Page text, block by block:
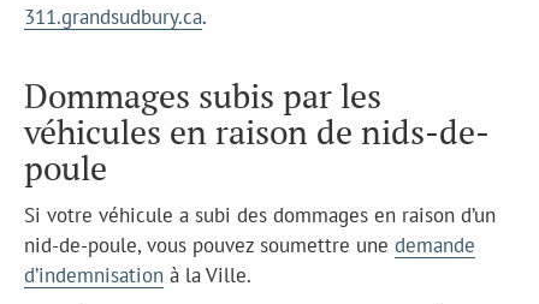
311.grandsudbury.ca.
Dommages subis par les
véhicules en raison de nids-de-
poule
Si votre véhicule a subi des dommages en raison d’un
nid-de-poule, vous pouvez soumettre une demande
d’indemnisation à la Ville.